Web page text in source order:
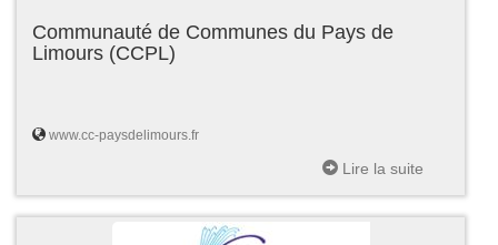
Communauté de Communes du Pays de
Limours (CCPL)
www.cc-paysdelimours.fr
Lire la suite